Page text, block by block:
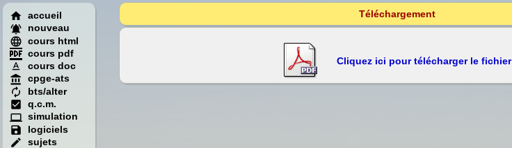
accueil
nouveau
cours html
cours pdf
cours doc
cpge-ats
bts/alter
q.c.m.
simulation
logiciels
sujets
Téléchargement
Cliquez ici pour télécharger le fichier